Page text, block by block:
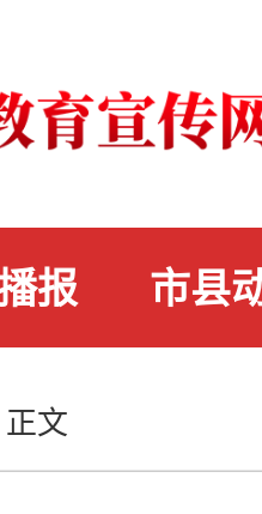
报 市县
正文